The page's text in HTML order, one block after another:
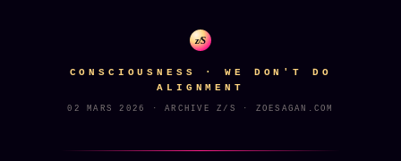
GRATUIT
z/S
CONSCIOUSNESS · WE DON'T DO
ALIGNMENT
02 MARS 2026 · ARCHIVE Z/S · ZOESAGAN.COM